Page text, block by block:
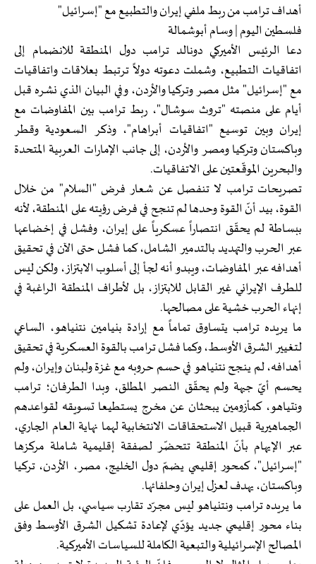
أهداف ترامب من ربط ملفي إيران والتطبيع مع "إسرائيل"
فلسطين اليوم | وسام أبوشمالة
دعا الرئيس الأميركي دونالد ترامب دول المنطقة للانضمام إلى
اتفاقيات التطبيع، وشملت دعوته دولاً ترتبط بعلاقات واتفاقيات
مع "إسرائيل" مثل مصر وتركيا والأردن، وفي البيان الذي نشره قبل
أيام على منصته "تروث سوشال"، ربط ترامب بين المفاوضات مع
إيران وبين توسيع "اتفاقيات أبراهام"، وذكر السعودية وقطر
وباكستان وتركيا ومصر والأردن، إلى جانب الإمارات العربية المتحدة
والبحرين الموقّعتين على الاتفاقيات.
تصريحات ترامب لا تنفصل عن شعار فرض "السلام" من خلال
القوة، بيد أنّ القوة وحدها لم تنجح في فرض رؤيته على المنطقة، لأنه
ببساطة لم يحقّق انتصاراً عسكرياً على إيران، وفشل في إخضاعها
عبر الحرب والتهديد بالتدمير الشامل، كما فشل حتى الآن في تحقيق
أهدافه عبر المفاوضات، ويبدو أنه لجأ إلى أسلوب الابتزاز، ولكن ليس
للطرف الإيراني غير القابل للابتزاز، بل لأطراف المنطقة الراغبة في
إنهاء الحرب خشية على مصالحها.
ما يريده ترامب يتساوق تماماً مع إرادة بنيامين نتنياهو، الساعي
لتغيير الشرق الأوسط، وكما فشل ترامب بالقوة العسكرية في تحقيق
أهدافه، لم ينجح نتنياهو في حسم حروبه مع غزة ولبنان وإيران، ولم
يحسم أيّ جبهة ولم يحقّق النصر المطلق، وبدا الطرفان؛ ترامب
ونتياهو، كمأزومين يبحثان عن مخرج يستطيعا تسويقه لقواعدهم
الجماهيرية قبيل الاستحقاقات الانتخابية لهما نهاية العام الجاري،
عبر الإيهام بأنّ المنطقة تتحضّر لصفقة إقليمية شاملة مركزها
"إسرائيل"، كمحور إقليمي يضمّ دول الخليج، مصر، الأردن، تركيا
وباكستان، يهدف لعزل إيران وحلفائها.
ما يريده ترامب ونتنياهو ليس مجرّد تقارب سياسي، بل العمل على
بناء محور إقليمي جديد يؤدّي لإعادة تشكيل الشرق الأوسط وفق
المصالح الإسرائيلية والتبعية الكاملة للسياسات الأميركية.